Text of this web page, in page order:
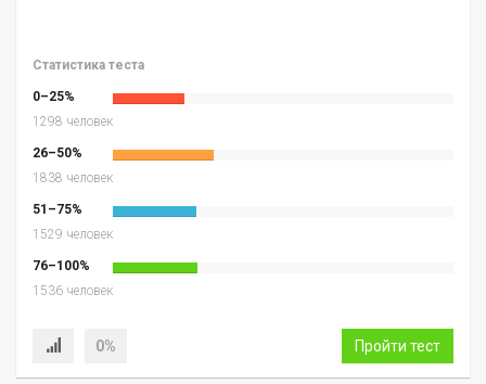
Статистика теста
0–25%
1298 человек
26–50%
1838 человек
51–75%
1529 человек
76–100%
1536 человек
0% Пройти тест